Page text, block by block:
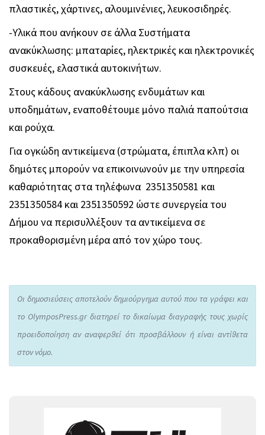
πλαστικές, χάρτινες, αλουμινένιες, λευκοσιδηρές.
-Υλικά που ανήκουν σε άλλα Συστήματα
ανακύκλωσης: μπαταρίες, ηλεκτρικές και ηλεκτρονικές
συσκευές, ελαστικά αυτοκινήτων.
Στους κάδους ανακύκλωσης ενδυμάτων και
υποδημάτων, εναποθέτουμε μόνο παλιά παπούτσια
και ρούχα.
Για ογκώδη αντικείμενα (στρώματα, έπιπλα κλπ) οι
δημότες μπορούν να επικοινωνούν με την υπηρεσία
καθαριότητας στα τηλέφωνα 2351350581 και
2351350584 και 2351350592 ώστε συνεργεία του
Δήμου να περισυλλέξουν τα αντικείμενα σε
προκαθορισμένη μέρα από τον χώρο τους.
Οι δημοσιεύσεις αποτελούν δημιούργημα αυτού που τα γράφει και
το OlymposPress.gr διατηρεί το δικαίωμα διαγραφής τους χωρίς
προειδοποίηση αν αναφερθεί ότι προσβάλλουν ή είναι αντίθετα
στον νόμο.